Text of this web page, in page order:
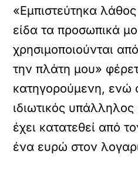
«Εμπιστεύτηκα
είδα τα προσωπικά
χρησιμοποιούνται
την πλάτη μου»
κατηγορούμενη, ενώ
ιδιωτικός υπάλληλος
έχει κατατεθεί από
ένα ευρώ στον